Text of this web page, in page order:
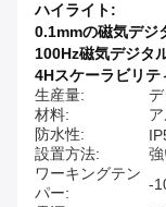
ハイライト:
0.1mmの磁気デジ
100Hz磁気デジタ
4Hスケーラビリ
生産量:
材料:
防水性:
設置方法:
ワーキングテン
パー:
-